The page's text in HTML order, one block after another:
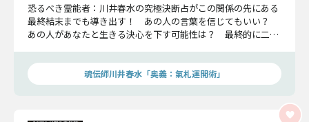
恐るべき霊能者：川井春水の究極決断占がこの関係の先にある
最終結末までも導き出す！ あの人の言葉を信じてもいい？
あの人があなたと生きる決心を下す可能性は？ 最終的に二人
ことなくお話しします。
魂伝師川井春水「奥義：氣札運開術」